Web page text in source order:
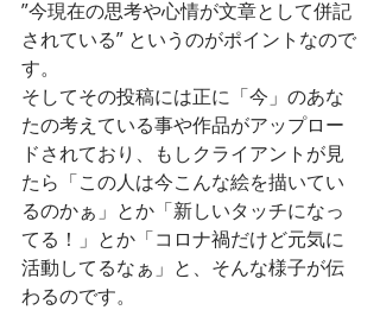
”今現在の思考や心情が文章として併記
されている” というのがポイントなので
す。
そしてその投稿には正に「今」のあな
たの考えている事や作品がアップロー
ドされており、もしクライアントが見
たら「この人は今こんな絵を描いてい
るのかぁ」とか「新しいタッチになっ
てる！」とか「コロナ禍だけど元気に
活動してるなぁ」と、そんな様子が伝
わるのです。